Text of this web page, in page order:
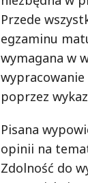
Przede
egzaminu
wymagana w
poprzez
Pisana
opinii na
Zdolność do